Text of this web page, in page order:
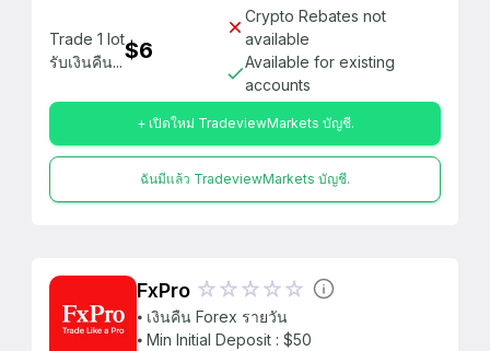
Trade 1 lot
รับเงินคืน...$6
Crypto Rebates not
available
Available for existing
accounts
+ เปิดใหม่ TradeviewMarkets บัญชี.
ฉันมีแล้ว TradeviewMarkets บัญชี.
FxPro
⦁ เงินคืน Forex รายวัน
⦁ Min Initial Deposit : $50